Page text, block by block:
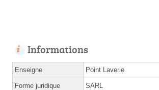
Informations
Enseigne Point Laverie
Forme juridique SARL